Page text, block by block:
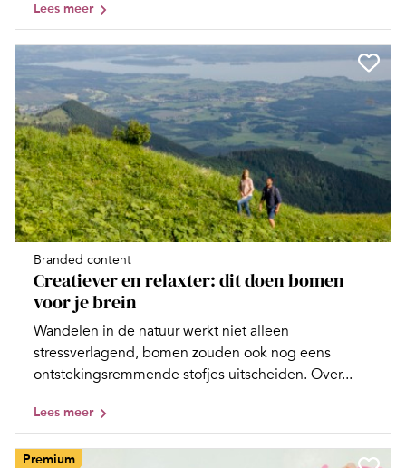
Lees meer
Branded content
Creatiever en relaxter: dit doen bomen
voor je brein
Wandelen in de natuur werkt niet alleen
stressverlagend, bomen zouden ook nog eens
ontstekingsremmende stofjes uitscheiden. Over...
Lees meer
Premium